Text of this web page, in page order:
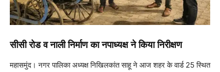
सीसी रोड व नाली निर्माण का नपाध्यक्ष ने किया निरीक्षण
महासमुंद। नगर पालिका अध्यक्ष नि​खिलकांत साहू ने आज शहर के वार्ड 25 ​स्थित